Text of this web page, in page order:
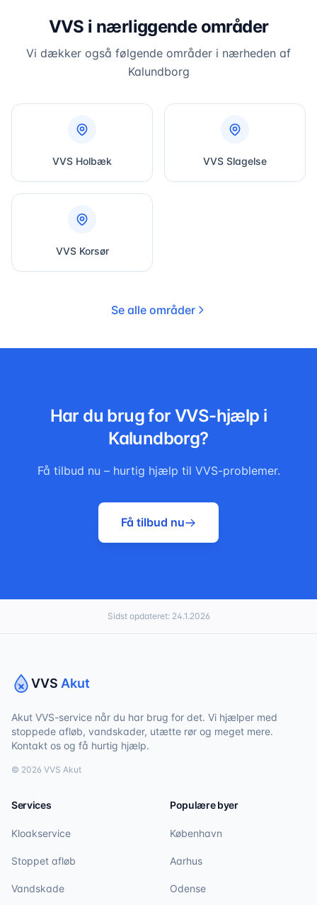
VVS i nærliggende områder
Vi dækker også følgende områder i nærheden af
Kalundborg
VVS Holbæk VVS Slagelse
VVS Korsør
Se alle områder
Har du brug for VVS-hjælp i
Kalundborg?
Få tilbud nu – hurtig hjælp til VVS-problemer.
Få tilbud nu
Sidst opdateret: 24.1.2026
VVS Akut
Akut VVS-service når du har brug for det. Vi hjælper med
stoppede afløb, vandskader, utætte rør og meget mere.
Kontakt os og få hurtig hjælp.
© 2026 VVS Akut
Services
Kloakservice
Stoppet afløb
Vandskade
Populære byer
København
Aarhus
Odense